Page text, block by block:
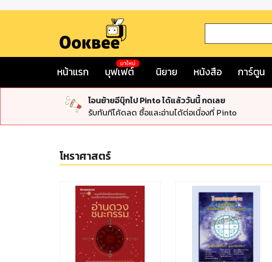
หน้าแรก บุฟเฟต์
มาใหม่
นิยาย หนังสือ การ์ตูน
โอนย้ายอีบุ๊กไป Pinto ได้แล้ววันนี้ กดเลย
รับทันทีโค้ดลด ซื้อและอ่านได้ต่อเนื่องที่ Pinto
โหราศาสตร์